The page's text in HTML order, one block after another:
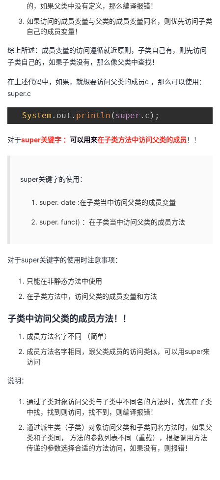
的，如果父类中没有定义，那么编译报错！
如果访问的成员变量与父类的成员变量同名，则优先访问子类
自己的成员变量！
综上所述：成员变量的访问遵循就近原则，子类自己有，则先访问
子类自己的，如果子类没有，那么像父类中查找！
在上述代码中，如果，就想要访问父类的成员c ，那么可以使用：
super.c
System . out . println ( super . c ) ;
对于super关键字 ： 可以用来在子类方法中访问父类的成员！！
super关键字的使用：
super. date :在子类当中访问父类的成员变量
super. func() ：在子类当中访问父类的成员方法
对于super关键字的使用时注意事项：
只能在非静态方法中使用
在子类方法中，访问父类的成员变量和方法
子类中访问父类的成员方法！！
成员方法名字不同 （简单）
成员方法名字相同，跟父类成员的访问类似，可以用super来
访问
说明：
通过子类对象访问父类与子类中不同名的方法时，优先在子类
中找，找到则访问，找不到，则编译报错！
通过派生类（子类）对象访问父类和子类同名方法时，如果父
类和子类同， 方法的参数列表不同（重载），根据调用方法
传递的参数选择合适的方法访问，如果没有，则报错！